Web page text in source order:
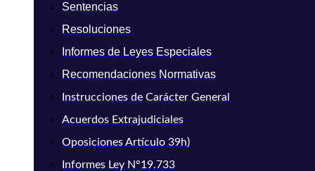
Sentencias
Resoluciones
Informes de Leyes Especiales
Recomendaciones Normativas
Instrucciones de Carácter General
Acuerdos Extrajudiciales
Oposiciones Artículo 39h)
Informes Ley N°19.733